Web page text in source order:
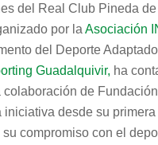
del Real Club Pineda de
por la Asociación
del Deporte
Guadalquivir, ha
colaboración de
iniciativa desde su
su compromiso con el